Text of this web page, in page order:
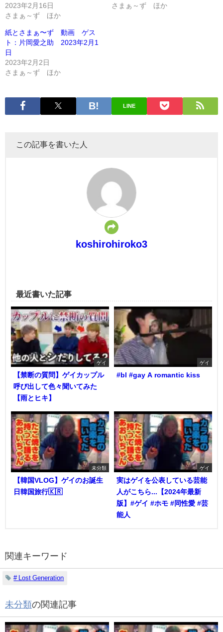
2023年2月16日
さまぁ～ず ほか
さまぁ～ず ほか
紙とさまぁ〜ず 動画 ゲス
ト：片岡愛之助 2023年2月1
日
2023年2月2日
さまぁ～ず ほか
LINE
この記事を書いた人
koshirohiroko3
最近書いた記事
ゲイ
【禁断の質問】ゲイカップル
呼び出して色々聞いてみた
【雨とヒキ】
ゲイ
#bl #gay A romantic kiss
未分類
【韓国VLOG】ゲイのお誕生
日韓国旅行🇰🇷
ゲイ
実はゲイを公表している芸能
人がこちら...【2024年最新
版】#ゲイ #ホモ #同性愛 #芸
能人
関連キーワード
# Lost Generation
未分類の関連記事